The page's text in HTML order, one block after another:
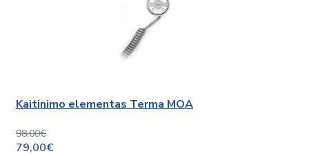
Kaitinimo elementas Terma MOA
98,00€
79,00€